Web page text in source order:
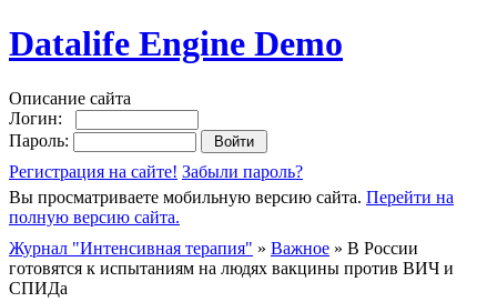
Datalife Engine Demo
Описание сайта
Логин:
Пароль:
Регистрация на сайте! Забыли пароль?
Вы просматриваете мобильную версию сайта. Перейти на
полную версию сайта.
Журнал "Интенсивная терапия" » Важное » В России
готовятся к испытаниям на людях вакцины против ВИЧ и
СПИДа